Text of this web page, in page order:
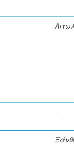
-